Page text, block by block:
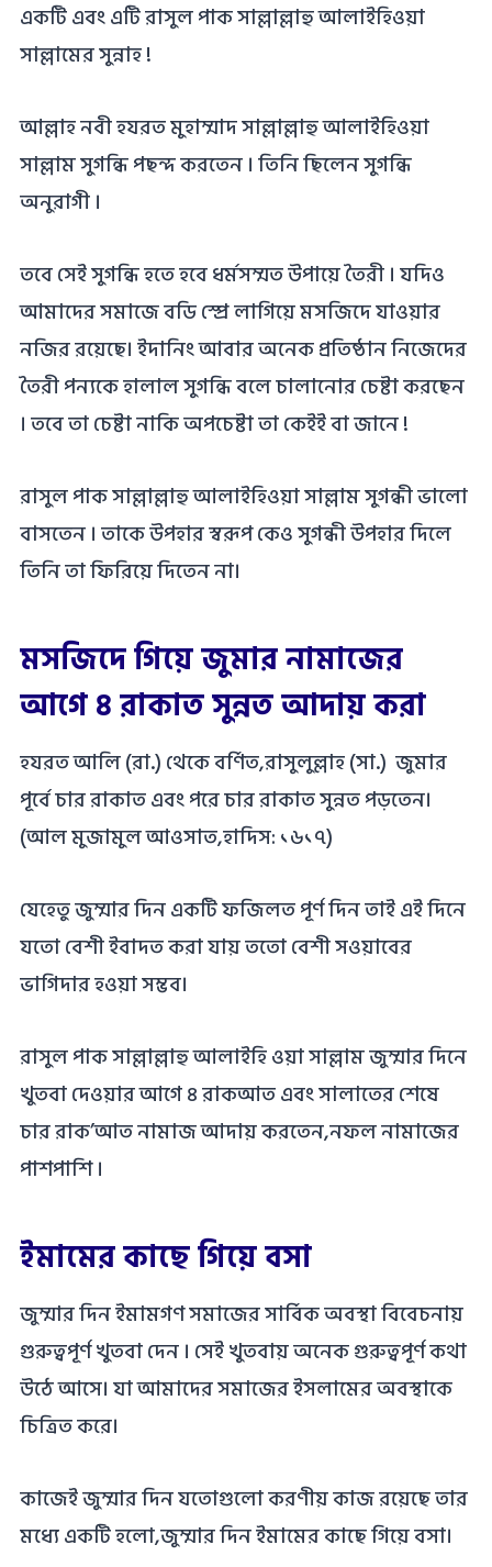
একটি এবং এটি রাসুল পাক সাল্লাল্লাহু আলাইহিওয়া
সাল্লামের সুন্নাহ !
আল্লাহ নবী হযরত মুহাম্মাদ সাল্লাল্লাহু আলাইহিওয়া
সাল্লাম সুগন্ধি পছন্দ করতেন । তিনি ছিলেন সুগন্ধি
অনুরাগী ।
তবে সেই সুগন্ধি হতে হবে ধর্মসম্মত উপায়ে তৈরী । যদিও
আমাদের সমাজে বডি স্প্রে লাগিয়ে মসজিদে যাওয়ার
নজির রয়েছে। ইদানিং আবার অনেক প্রতিষ্ঠান নিজেদের
তৈরী পন্যকে হালাল সুগন্ধি বলে চালানোর চেষ্টা করছেন
। তবে তা চেষ্টা নাকি অপচেষ্টা তা কেইই বা জানে !
রাসুল পাক সাল্লাল্লাহু আলাইহিওয়া সাল্লাম সুগন্ধী ভালো
বাসতেন । তাকে উপহার স্বরূপ কেও সুগন্ধী উপহার দিলে
তিনি তা ফিরিয়ে দিতেন না।
মসজিদে গিয়ে জুমার নামাজের
আগে ৪ রাকাত সুন্নত আদায় করা
হযরত আলি (রা.) থেকে বর্ণিত,রাসুলুল্লাহ (সা.) জুমার
পূর্বে চার রাকাত এবং পরে চার রাকাত সুন্নত পড়তেন।
(আল মুজামুল আওসাত,হাদিস: ১৬১৭)
যেহেতু জুম্মার দিন একটি ফজিলত পূর্ণ দিন তাই এই দিনে
যতো বেশী ইবাদত করা যায় ততো বেশী সওয়াবের
ভাগিদার হওয়া সম্ভব।
রাসুল পাক সাল্লাল্লাহু আলাইহি ওয়া সাল্লাম জুম্মার দিনে
খুতবা দেওয়ার আগে ৪ রাকআত এবং সালাতের শেষে
চার রাক’আত নামাজ আদায় করতেন,নফল নামাজের
পাশপাশি ।
ইমামের কাছে গিয়ে বসা
জুম্মার দিন ইমামগণ সমাজের সার্বিক অবস্থা বিবেচনায়
গুরুত্বপূর্ণ খুতবা দেন । সেই খুতবায় অনেক গুরুত্বপূর্ণ কথা
উঠে আসে। যা আমাদের সমাজের ইসলামের অবস্থাকে
চিত্রিত করে।
কাজেই জুম্মার দিন যতোগুলো করণীয় কাজ রয়েছে তার
মধ্যে একটি হলো,জুম্মার দিন ইমামের কাছে গিয়ে বসা।